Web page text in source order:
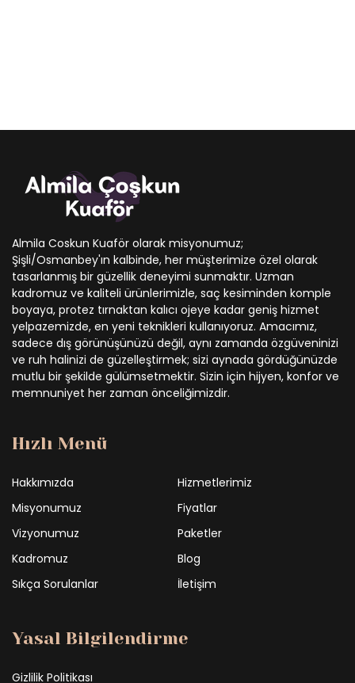
Almila Coskun Kuaför olarak misyonumuz;
Şişli/Osmanbey'ın kalbinde, her müşterimize özel olarak
tasarlanmış bir güzellik deneyimi sunmaktır. Uzman
kadromuz ve kaliteli ürünlerimizle, saç kesiminden komple
boyaya, protez tırnaktan kalıcı ojeye kadar geniş hizmet
yelpazemizde, en yeni teknikleri kullanıyoruz. Amacımız,
sadece dış görünüşünüzü değil, aynı zamanda özgüveninizi
ve ruh halinizi de güzelleştirmek; sizi aynada gördüğünüzde
mutlu bir şekilde gülümsetmektir. Sizin için hijyen, konfor ve
memnuniyet her zaman önceliğimizdir.
Hızlı Menü
Hakkımızda
Hizmetlerimiz
Misyonumuz
Fiyatlar
Vizyonumuz
Paketler
Kadromuz
Blog
Sıkça Sorulanlar
İletişim
Yasal Bilgilendirme
Gizlilik Politikası